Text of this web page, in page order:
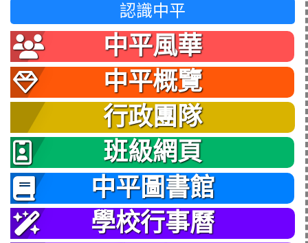
認識中平
中平風華
中平概覽
行政團隊
班級網頁
中平圖書館
學校行事曆